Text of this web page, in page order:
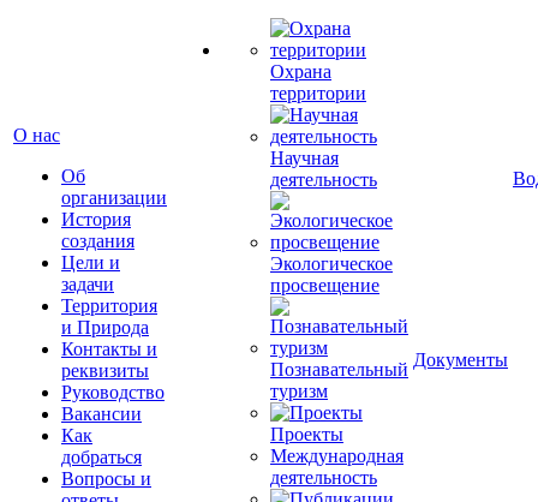
О нас
Об
организации
История
создания
Цели и
задачи
Территория
и Природа
Контакты и
реквизиты
Руководство
Вакансии
Как
добраться
Вопросы и
Охрана
территории
Научная
деятельность
Экологическое
просвещение
Познавательный
туризм
Проекты
Международная
деятельность
Документы